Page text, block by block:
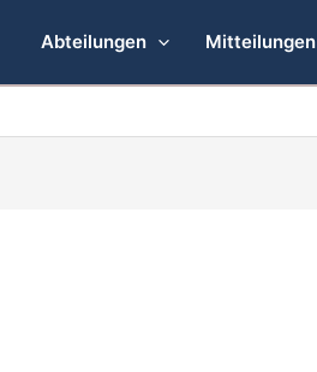
Abteilungen Mitteilungen